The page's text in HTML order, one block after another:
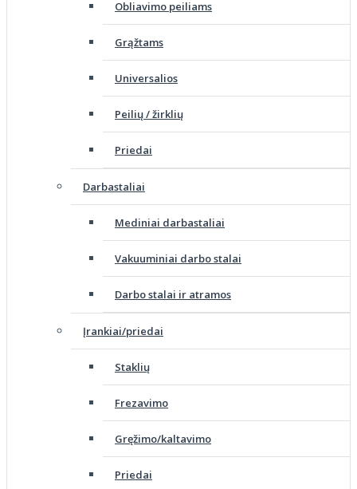
Obliavimo peiliams
Grąžtams
Universalios
Peilių / žirklių
Priedai
Darbastaliai
Mediniai darbastaliai
Vakuuminiai darbo stalai
Darbo stalai ir atramos
Įrankiai/priedai
Staklių
Frezavimo
Gręžimo/kaltavimo
Priedai